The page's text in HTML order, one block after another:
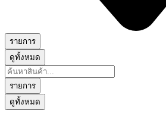
รายการ
ดูทั้งหมด
Search
...
รายการ
ดูทั้งหมด